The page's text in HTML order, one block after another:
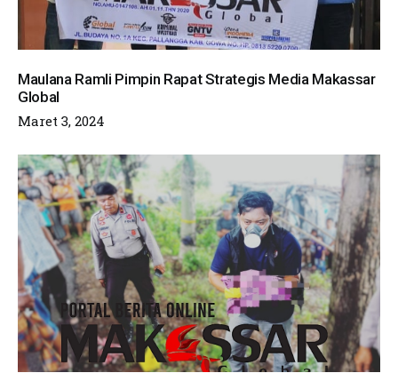
Maulana Ramli Pimpin Rapat Strategis Media Makassar
Global
Maret 3, 2024